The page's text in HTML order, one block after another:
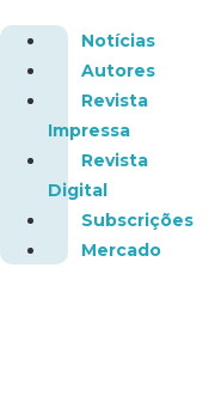
Notícias
Autores
Revista
Impressa
Revista
Digital
Subscrições
Mercado